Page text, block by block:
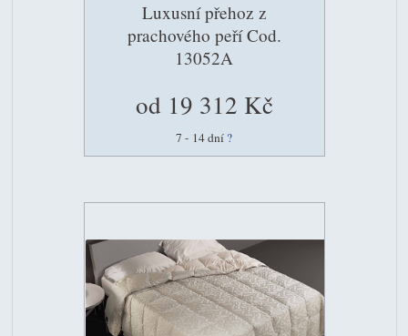
Luxusní přehoz z
prachového peří Cod.
13052A
od 19 312 Kč
7 - 14 dní ?